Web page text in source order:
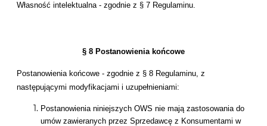
Własność intelektualna - zgodnie z § 7 Regulaminu.
§ 8 Postanowienia końcowe
Postanowienia końcowe - zgodnie z § 8 Regulaminu, z
następującymi modyfikacjami i uzupełnieniami:
Postanowienia niniejszych OWS nie mają zastosowania do
umów zawieranych przez Sprzedawcę z Konsumentami w